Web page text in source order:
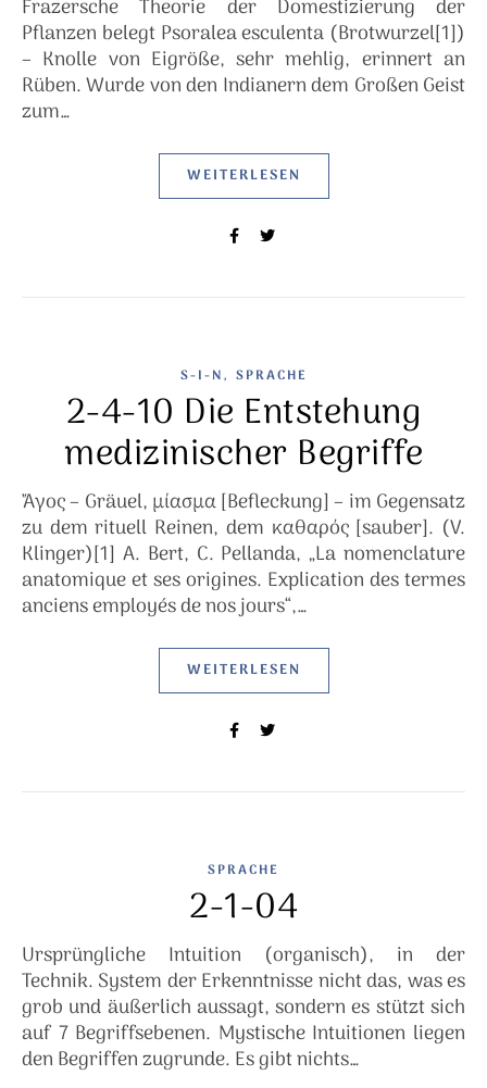
Frazersche Theorie der Domestizierung der
Pflanzen belegt Psoralea esculenta (Brotwurzel[1])
– Knolle von Eigröße, sehr mehlig, erinnert an
Rüben. Wurde von den Indianern dem Großen Geist
zum…
WEITERLESEN
S-I-N, SPRACHE
2-4-10 Die Entstehung
medizinischer Begriffe
Ἄγος – Gräuel, μίασμα [Befleckung] – im Gegensatz
zu dem rituell Reinen, dem καθαρός [sauber]. (V.
Klinger)[1] A. Bert, C. Pellanda, „La nomenclature
anatomique et ses origines. Explication des termes
anciens employés de nos jours“,…
WEITERLESEN
SPRACHE
2-1-04
Ursprüngliche Intuition (organisch), in der
Technik. System der Erkenntnisse nicht das, was es
grob und äußerlich aussagt, sondern es stützt sich
auf 7 Begriffsebenen. Mystische Intuitionen liegen
den Begriffen zugrunde. Es gibt nichts…